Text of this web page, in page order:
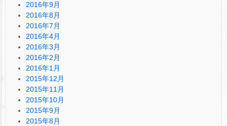
2016年9月
2016年8月
2016年7月
2016年4月
2016年3月
2016年2月
2016年1月
2015年12月
2015年11月
2015年10月
2015年9月
2015年8月